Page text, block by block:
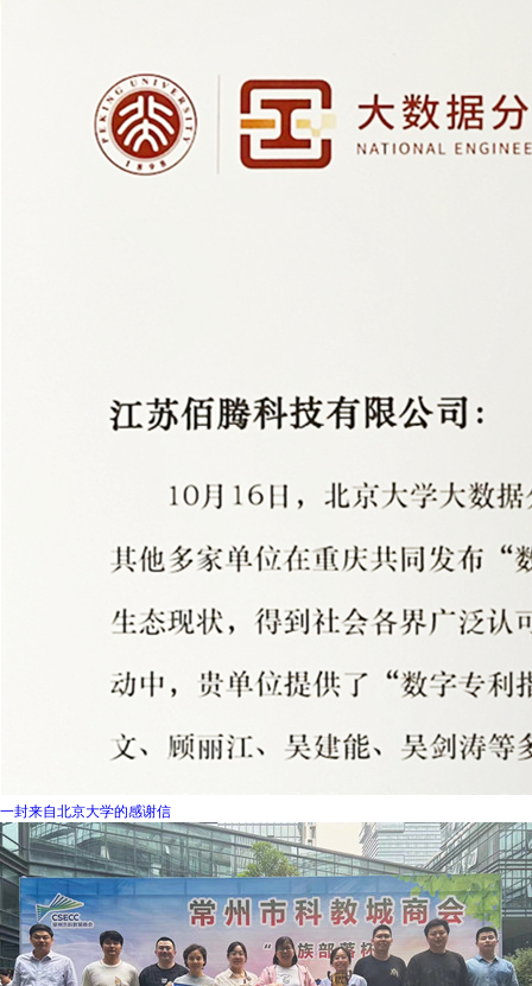
一封来自北京大学的感谢信